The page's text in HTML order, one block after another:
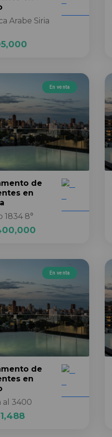
Arabe Siria
En venta
de
en
1834 8°
En venta
de
en
al 3400